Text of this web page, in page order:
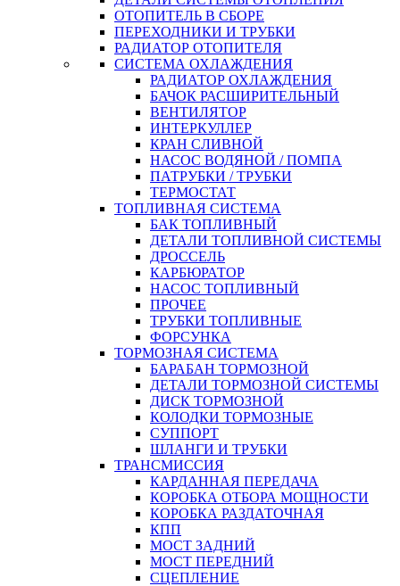
ОТОПИТЕЛЬ В СБОРЕ
ПЕРЕХОДНИКИ И ТРУБКИ
РАДИАТОР ОТОПИТЕЛЯ
СИСТЕМА ОХЛАЖДЕНИЯ
РАДИАТОР ОХЛАЖДЕНИЯ
БАЧОК РАСШИРИТЕЛЬНЫЙ
ВЕНТИЛЯТОР
ИНТЕРКУЛЛЕР
КРАН СЛИВНОЙ
НАСОС ВОДЯНОЙ / ПОМПА
ПАТРУБКИ / ТРУБКИ
ТЕРМОСТАТ
ТОПЛИВНАЯ СИСТЕМА
БАК ТОПЛИВНЫЙ
ДЕТАЛИ ТОПЛИВНОЙ СИСТЕМЫ
ДРОССЕЛЬ
КАРБЮРАТОР
НАСОС ТОПЛИВНЫЙ
ПРОЧЕЕ
ТРУБКИ ТОПЛИВНЫЕ
ФОРСУНКА
ТОРМОЗНАЯ СИСТЕМА
БАРАБАН ТОРМОЗНОЙ
ДЕТАЛИ ТОРМОЗНОЙ СИСТЕМЫ
ДИСК ТОРМОЗНОЙ
КОЛОДКИ ТОРМОЗНЫЕ
СУППОРТ
ШЛАНГИ И ТРУБКИ
ТРАНСМИССИЯ
КАРДАННАЯ ПЕРЕДАЧА
КОРОБКА ОТБОРА МОЩНОСТИ
КОРОБКА РАЗДАТОЧНАЯ
КПП
МОСТ ЗАДНИЙ
МОСТ ПЕРЕДНИЙ
СЦЕПЛЕНИЕ